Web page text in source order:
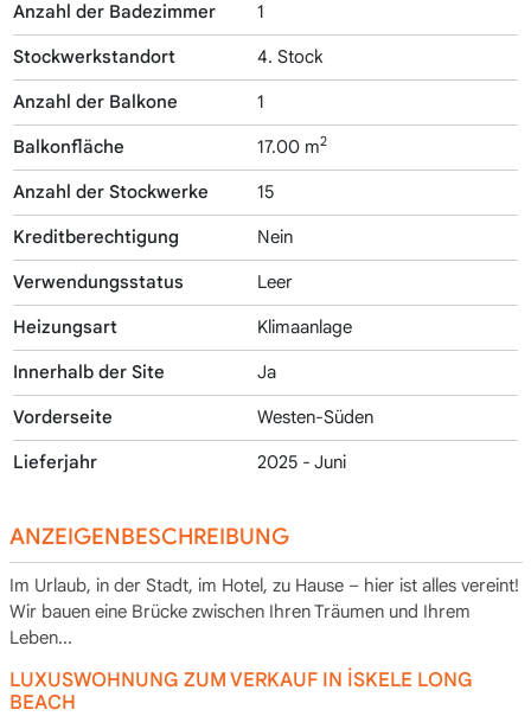
Anzahl der Badezimmer 1
Stockwerkstandort 4. Stock
Anzahl der Balkone 1
Balkonfläche 17.00 m2
Anzahl der Stockwerke 15
Kreditberechtigung Nein
Verwendungsstatus Leer
Heizungsart Klimaanlage
Innerhalb der Site Ja
Vorderseite Westen-Süden
Lieferjahr 2025 - Juni
ANZEIGENBESCHREIBUNG
Im Urlaub, in der Stadt, im Hotel, zu Hause – hier ist alles vereint!
Wir bauen eine Brücke zwischen Ihren Träumen und Ihrem
Leben...
LUXUSWOHNUNG ZUM VERKAUF IN İSKELE LONG
BEACH